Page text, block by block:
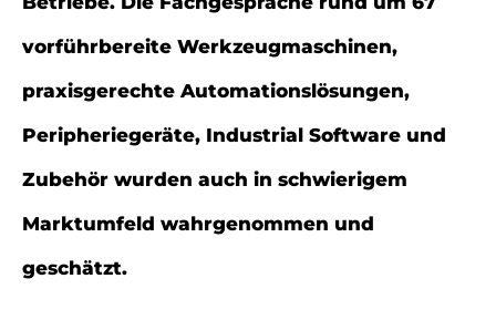
vorführbereite Werkzeugmaschinen,
praxisgerechte Automationslösungen,
Peripheriegeräte, Industrial Software und
Zubehör wurden auch in schwierigem
Marktumfeld wahrgenommen und
geschätzt.